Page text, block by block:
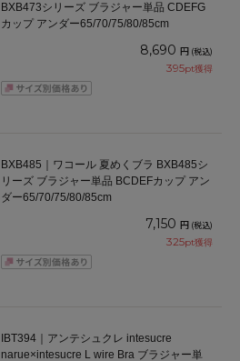
BXB473シリーズ ブラジャー単品 CDEFG
カップ アンダー65/70/75/80/85cm
8,690 円 (税込)
395pt獲得
BXB485｜ワコール 夏めくブラ BXB485シ
リーズ ブラジャー単品 BCDEFカップ アン
ダー65/70/75/80/85cm
7,150 円 (税込)
325pt獲得
IBT394｜アンテシュクレ intesucre
narue×intesucre L wire Bra ブラジャー単